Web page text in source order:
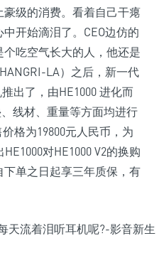
级的消费。看着自己干瘪
开始滴泪了。CEO边仿的
吃空气长大的人，他还是
LA）之后，新一代
出了，由HE1000 进化而
线材、重量等方面均进行
格为19800元人民币，为
对HE1000 V2的换购
单之日起享三年质保，有